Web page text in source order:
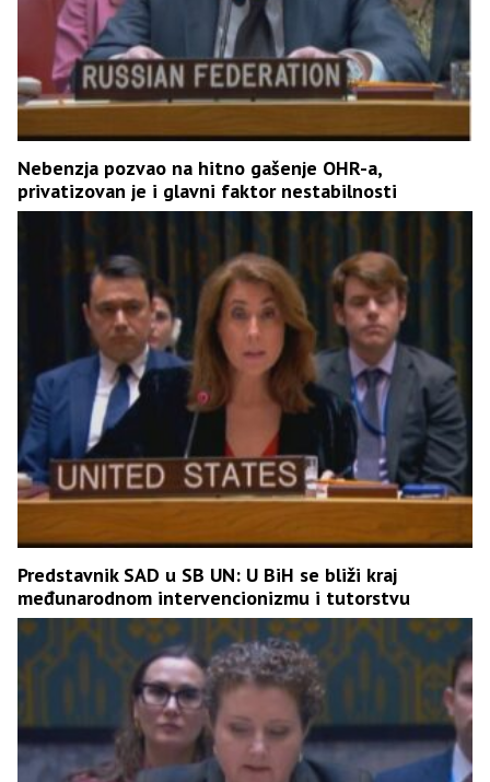
Nebenzja pozvao na hitno gašenje OHR-a,
privatizovan je i glavni faktor nestabilnosti
Predstavnik SAD u SB UN: U BiH se bliži kraj
međunarodnom intervencionizmu i tutorstvu